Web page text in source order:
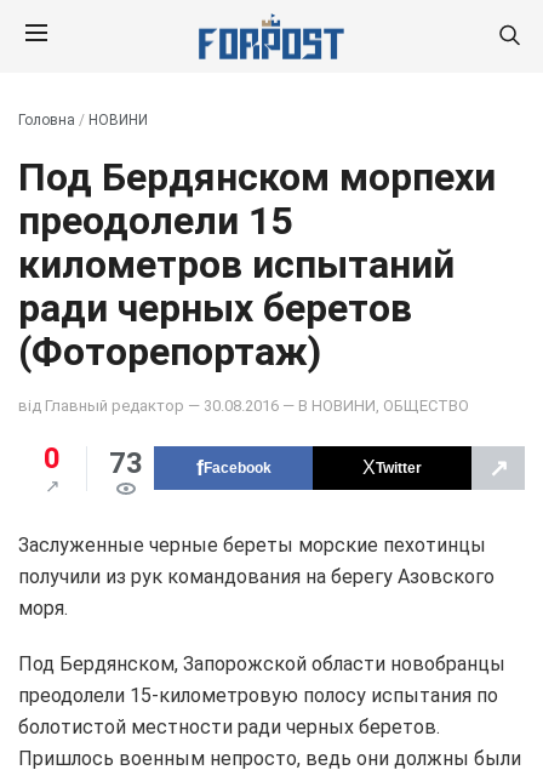
Головна / НОВИНИ
Под Бердянском морпехи
преодолели 15
километров испытаний
ради черных беретов
(Фоторепортаж)
від Главный редактор — 30.08.2016 — В НОВИНИ ОБЩЕСТВО
0 73 Facebook Twitter ↗
Заслуженные черные береты морские пехотинцы
получили из рук командования на берегу Азовского
моря.
Под Бердянском, Запорожской области новобранцы
преодолели 15-километровую полосу испытания по
болотистой местности ради черных беретов.
Пришлось военным непросто, ведь они должны были